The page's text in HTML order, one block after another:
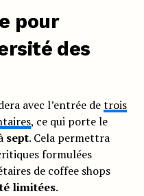
pour
des
avec l’entrée detrois
, ce qui porte le
sept. Cela permettra
formulées
de coffee shops
limitées.